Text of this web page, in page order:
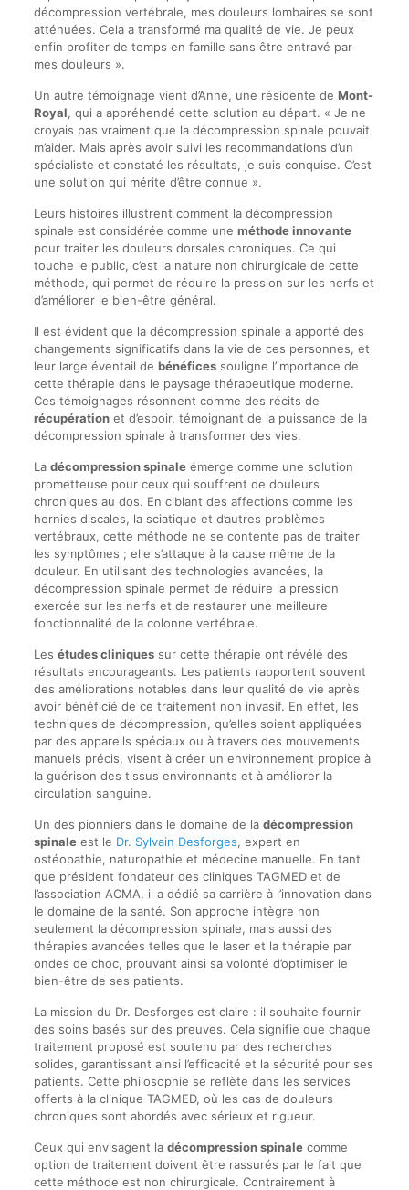
décompression vertébrale, mes douleurs lombaires se sont
atténuées. Cela a transformé ma qualité de vie. Je peux
enfin profiter de temps en famille sans être entravé par
mes douleurs ».
Un autre témoignage vient d’Anne, une résidente de Mont-
Royal, qui a appréhendé cette solution au départ. « Je ne
croyais pas vraiment que la décompression spinale pouvait
m’aider. Mais après avoir suivi les recommandations d’un
spécialiste et constaté les résultats, je suis conquise. C’est
une solution qui mérite d’être connue ».
Leurs histoires illustrent comment la décompression
spinale est considérée comme une méthode innovante
pour traiter les douleurs dorsales chroniques. Ce qui
touche le public, c’est la nature non chirurgicale de cette
méthode, qui permet de réduire la pression sur les nerfs et
d’améliorer le bien-être général.
Il est évident que la décompression spinale a apporté des
changements significatifs dans la vie de ces personnes, et
leur large éventail de bénéficessouligne l’importance de
cette thérapie dans le paysage thérapeutique moderne.
Ces témoignages résonnent comme des récits de
récupérationet d’espoir, témoignant de la puissance de la
décompression spinale à transformer des vies.
La décompression spinaleémerge comme une solution
prometteuse pour ceux qui souffrent de douleurs
chroniques au dos. En ciblant des affections comme les
hernies discales, la sciatique et d’autres problèmes
vertébraux, cette méthode ne se contente pas de traiter
les symptômes ; elle s’attaque à la cause même de la
douleur. En utilisant des technologies avancées, la
décompression spinale permet de réduire la pression
exercée sur les nerfs et de restaurer une meilleure
fonctionnalité de la colonne vertébrale.
Les études cliniquessur cette thérapie ont révélé des
résultats encourageants. Les patients rapportent souvent
des améliorations notables dans leur qualité de vie après
avoir bénéficié de ce traitement non invasif. En effet, les
techniques de décompression, qu’elles soient appliquées
par des appareils spéciaux ou à travers des mouvements
manuels précis, visent à créer un environnement propice à
la guérison des tissus environnants et à améliorer la
circulation sanguine.
Un des pionniers dans le domaine de la décompression
spinaleest le Dr. Sylvain Desforges, expert en
ostéopathie, naturopathie et médecine manuelle. En tant
que président fondateur des cliniques TAGMED et de
l’association ACMA, il a dédié sa carrière à l’innovation dans
le domaine de la santé. Son approche intègre non
seulement la décompression spinale, mais aussi des
thérapies avancées telles que le laser et la thérapie par
ondes de choc, prouvant ainsi sa volonté d’optimiser le
bien-être de ses patients.
La mission du Dr. Desforges est claire : il souhaite fournir
des soins basés sur des preuves. Cela signifie que chaque
traitement proposé est soutenu par des recherches
solides, garantissant ainsi l’efficacité et la sécurité pour ses
patients. Cette philosophie se reflète dans les services
offerts à la clinique TAGMED, où les cas de douleurs
chroniques sont abordés avec sérieux et rigueur.
Ceux qui envisagent la décompression spinalecomme
option de traitement doivent être rassurés par le fait que
cette méthode est non chirurgicale. Contrairement à